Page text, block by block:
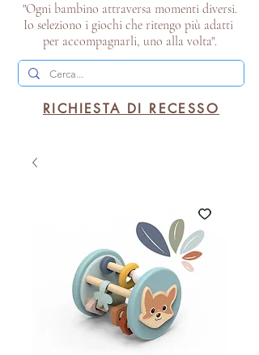
"Ogni bambino attraversa momenti diversi.
Io seleziono i giochi che ritengo più adatti
per accompagnarli, uno alla volta".
RICHIESTA DI RECESSO